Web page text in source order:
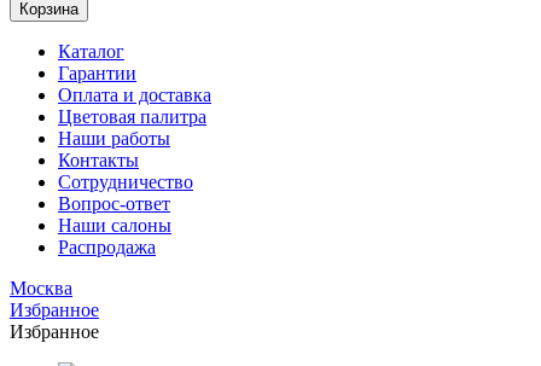
Корзина
Каталог
Гарантии
Оплата и доставка
Цветовая палитра
Наши работы
Контакты
Сотрудничество
Вопрос-ответ
Наши салоны
Распродажа
Москва
Избранное
Избранное